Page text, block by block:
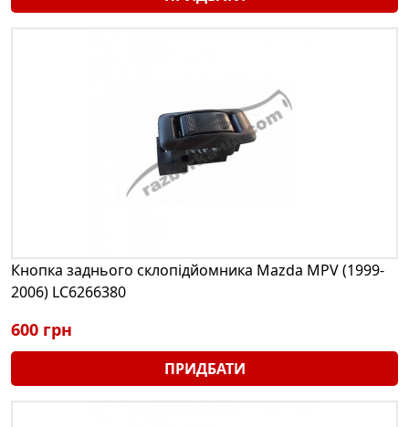
Кнопка заднього склопідйомника Mazda MPV (1999-
2006) LC6266380
600 грн
ПРИДБАТИ